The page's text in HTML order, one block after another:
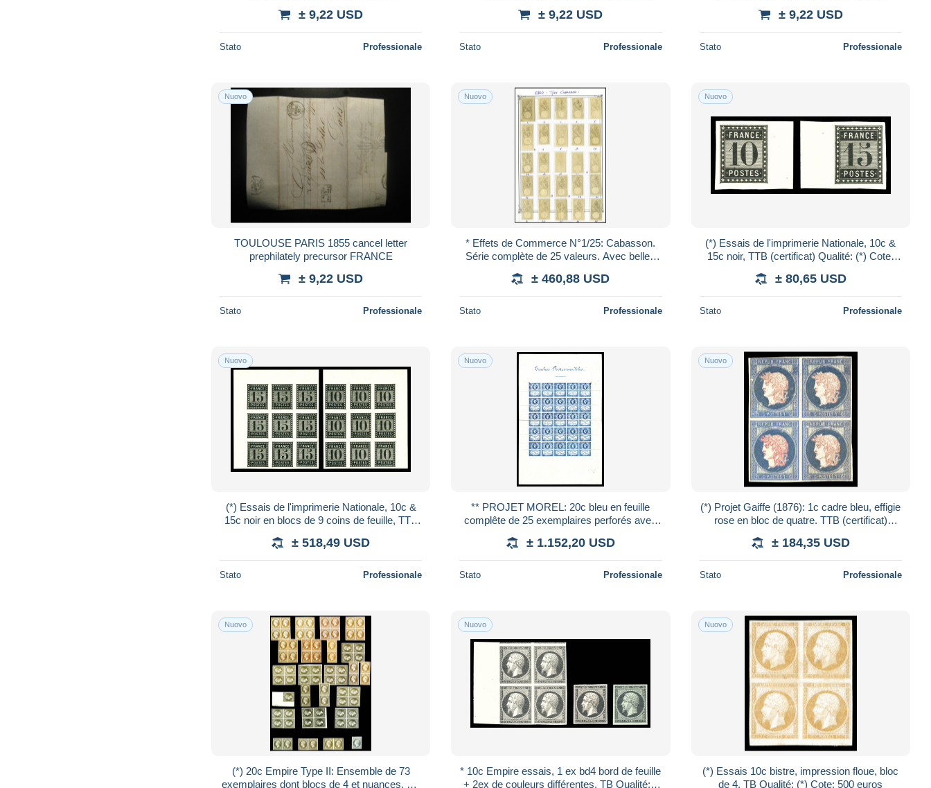
± 9,22 USD
Stato Professionale
± 9,22 USD
Stato Professionale
± 9,22 USD
Stato Professionale
Nuovo
TOULOUSE PARIS 1855 cancel letter
prephilately precursor FRANCE
± 9,22 USD
Stato Professionale
Nuovo
* Effets de Commerce N°1/25: Cabasson.
Série complète de 25 valeurs. Avec belles
± 460,88 USD
Stato Professionale
Nuovo
(*) Essais de l'imprimerie Nationale, 10c &
15c noir, TTB (certificat) Qualité: (*) Cote:
± 80,65 USD
Stato Professionale
Nuovo
(*) Essais de l'imprimerie Nationale, 10c &
15c noir en blocs de 9 coins de feuille, TTB
± 518,49 USD
Stato Professionale
Nuovo
** PROJET MOREL: 20c bleu en feuille
complête de 25 exemplaires perforés avec
SUPERBE
± 1.152,20 USD
Stato Professionale
Nuovo
(*) Projet Gaiffe (1876): 1c cadre bleu, effigie
rose en bloc de quatre. TTB (certificat)
± 184,35 USD
Stato Professionale
Nuovo
(*) 20c Empire Type II: Ensemble de 73
exemplaires dont blocs de 4 et nuances. TB
Nuovo
* 10c Empire essais, 1 ex bd4 bord de feuille
+ 2ex de couleurs différentes. TB Qualité: *
Nuovo
(*) Essais 10c bistre, impression floue, bloc
de 4. TB Qualité: (*) Cote: 500 euros